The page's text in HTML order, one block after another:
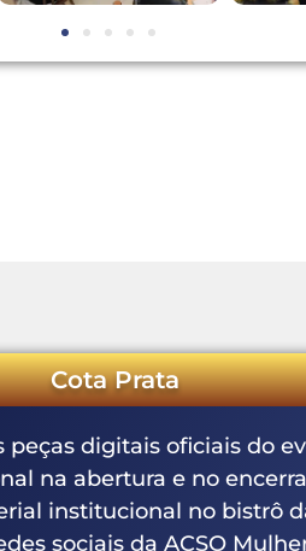
Cota Prata
digitais oficiais do
abertura e no
institucional no bistrô da
sociais da ACSO Mulher e